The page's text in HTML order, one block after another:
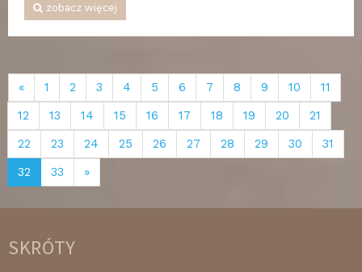
zobacz więcej
« 1 2 3 4 5 6 7 8 9 10
11
12
13 14 15 16 17 18 19 20
21
22
23 24 25 26 27 28 29 30
31
32
33 »
SKRÓTY